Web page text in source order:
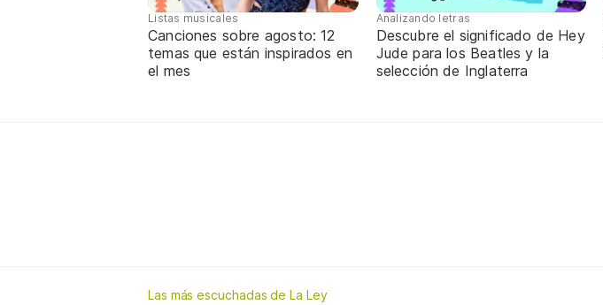
Listas musicales
Canciones sobre agosto: 12
temas que están inspirados en
el mes
Analizando letras
Descubre el significado de Hey
Jude para los Beatles y la
selección de Inglaterra
Las más escuchadas de La Ley